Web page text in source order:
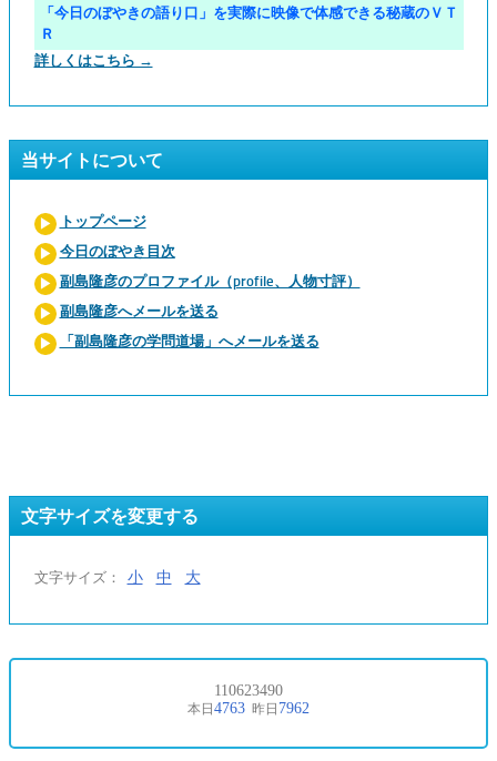
「今日のぼやきの語り口」を実際に映像で体感できる秘蔵のＶＴ
Ｒ
詳しくはこちら →
当サイトについて
トップページ
今日のぼやき目次
副島隆彦のプロファイル（profile、人物寸評）
副島隆彦へメールを送る
「副島隆彦の学問道場」へメールを送る
文字サイズを変更する
文字サイズ： 小 中 大